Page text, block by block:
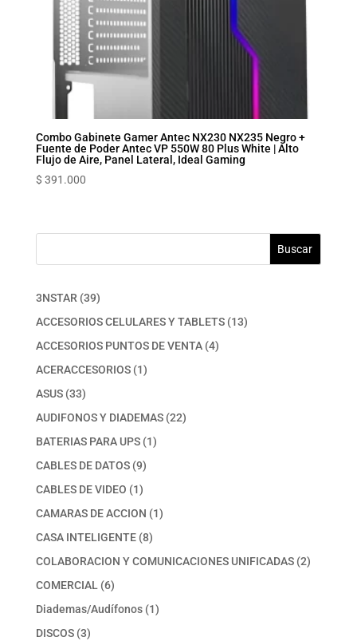
Combo Gabinete Gamer Antec NX230 NX235 Negro +
Fuente de Poder Antec VP 550W 80 Plus White | Alto
Flujo de Aire, Panel Lateral, Ideal Gaming
$ 391.000
Buscar
3NSTAR 3939
productos
ACCESORIOS CELULARES Y TABLETS 1313
ACCESORIOS PUNTOS DE VENTA 44
ACERACCESORIOS 11
ASUS 3333
productos
AUDIFONOS Y DIADEMAS 2222
BATERIAS PARA UPS 11
CABLES DE DATOS 99
productos
CABLES DE VIDEO 11
producto
CAMARAS DE ACCION 11
CASA INTELIGENTE 88
productos
COLABORACION Y COMUNICACIONES UNIFICADAS 22
COMERCIAL 66
productos
Diademas/Audífonos 11
DISCOS 33